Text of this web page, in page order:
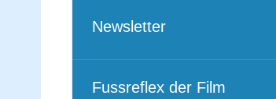
Newsletter
Fussreflex der Film